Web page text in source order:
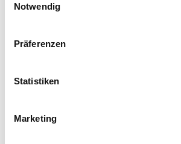
Notwendig
Präferenzen
Statistiken
Marketing
können durch die Wahl von